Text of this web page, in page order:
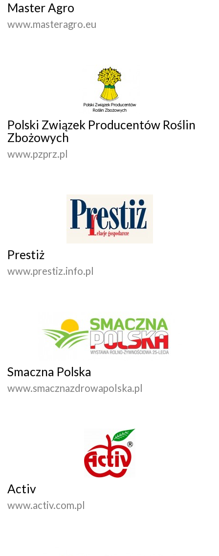
Master Agro
www.masteragro.eu
Polski Związek Producentów Roślin
Zbożowych
www.pzprz.pl
Prestiż
www.prestiz.info.pl
Smaczna Polska
www.smacznazdrowapolska.pl
Activ
www.activ.com.pl